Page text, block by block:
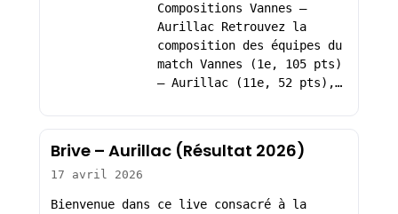
Compositions Vannes –
Aurillac Retrouvez la
composition des équipes du
match Vannes (1e, 105 pts)
– Aurillac (11e, 52 pts),…
Brive – Aurillac (Résultat 2026)
17 avril 2026
Bienvenue dans ce live consacré à la